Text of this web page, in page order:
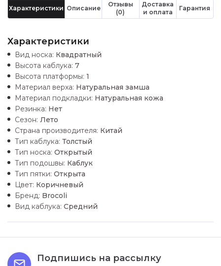
Характеристики Описание
Отзывы
(0)
Доставка
и оплата
Гарантия
Характеристики
Вид носка: Квадратный
Высота каблука: 7
Высота платформы: 1
Материал верха: Натуральная замша
Материал подкладки: Натуральная кожа
Резинка: Нет
Сезон: Лето
Страна производителя: Китай
Тип каблука: Толстый
Тип носка: Открытый
Тип подошвы: Каблук
Тип пятки: Открыта
Цвет: Коричневый
Бренд: Brocoli
Вид каблука: Средний
Подпишись на рассылку